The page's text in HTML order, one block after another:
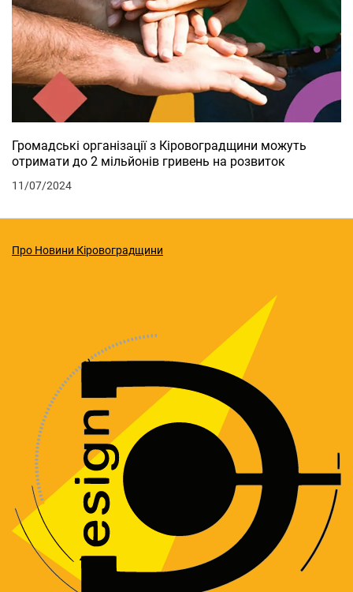
Громадські організації з Кіровоградщини можуть
отримати до 2 мільйонів гривень на розвиток
11/07/2024
Про Новини Кіровоградщини